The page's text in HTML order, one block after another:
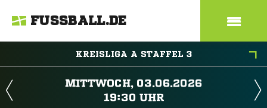
FUSSBALL.DE
KREISLIGA A STAFFEL 3
 
 